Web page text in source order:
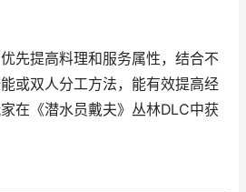
先提高料理和服务属性，结合不
或双人分工方法，能有效提高经
在《潜水员戴夫》丛林DLC中获